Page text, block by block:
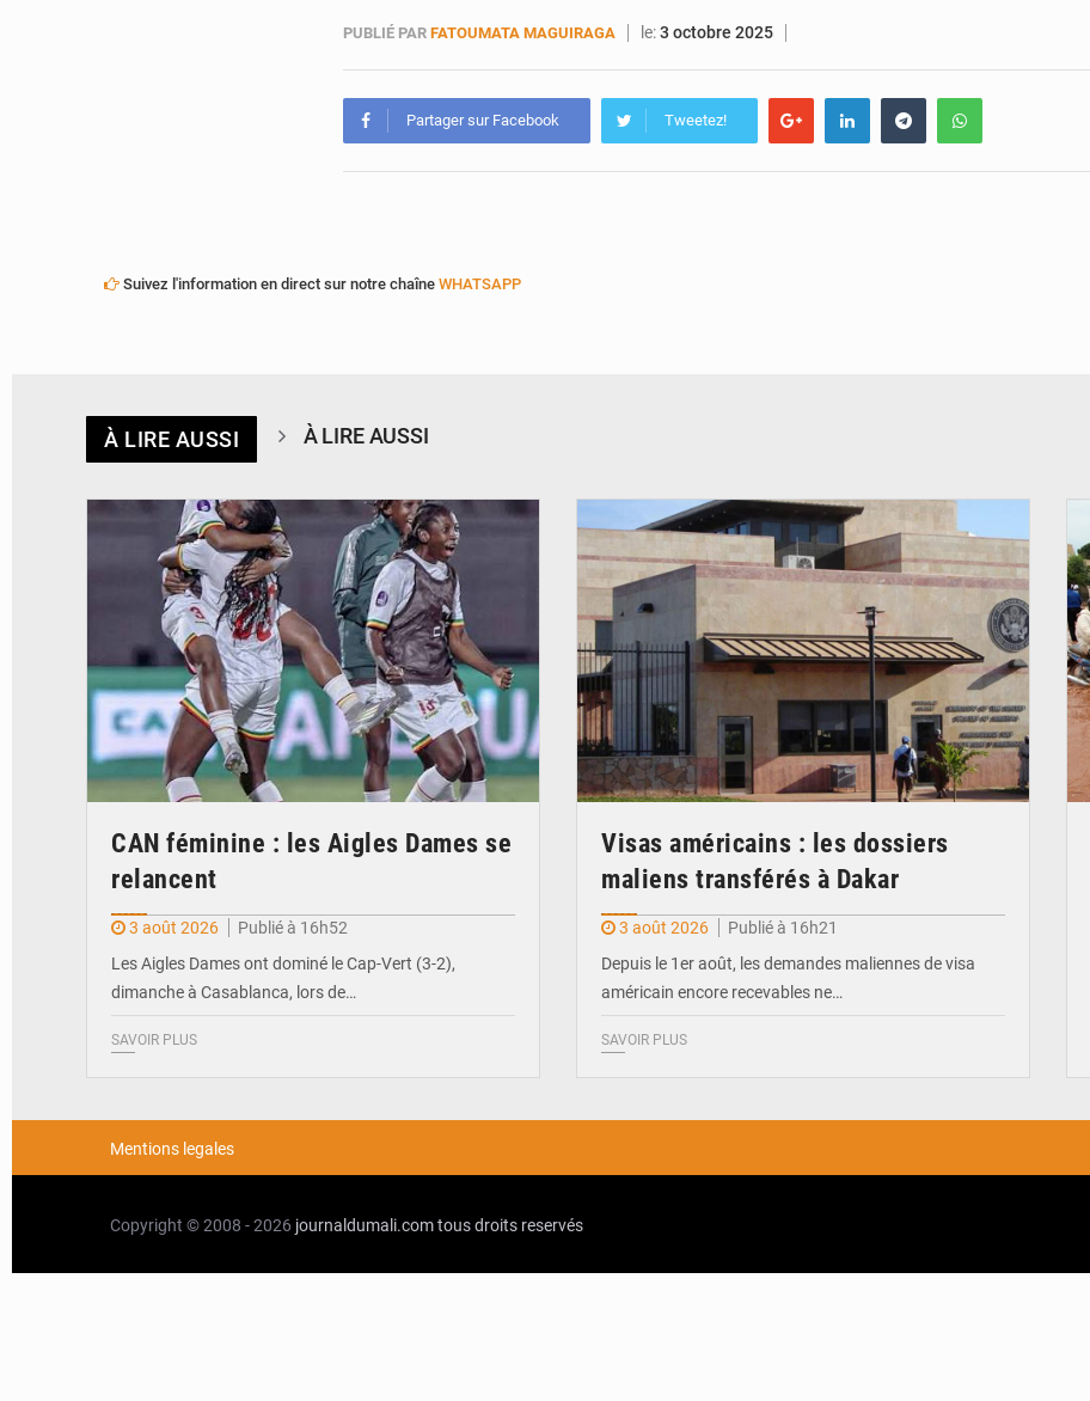
PUBLIÉ PAR FATOUMATA MAGUIRAGA le:3 octobre 2025
Partager sur Facebook Tweetez!
Suivez l'information en direct sur notre chaîne WHATSAPP
À LIRE AUSSI À LIRE AUSSI
© FEMAFOOT
CAN féminine : les Aigles Dames se
relancent
3 août 2026
Publié à 16h52
Les Aigles Dames ont dominé le Cap-Vert (3-2),
dimanche à Casablanca, lors de…
SAVOIR PLUS
Visas américains : les dossiers
maliens transférés à Dakar
3 août 2026
Publié à 16h21
Depuis le 1er août, les demandes maliennes de visa
américain encore recevables ne…
SAVOIR PLUS
Mentions legales
Copyright © 2008 - 2026 journaldumali.comtous droits reservés